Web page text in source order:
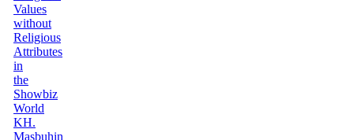
Values
without
Religious
Attributes
in
the
Showbiz
World
KH.
Masbuhin